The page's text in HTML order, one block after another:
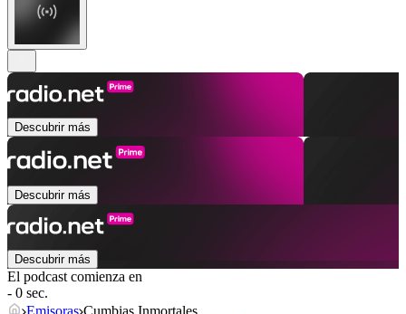
Descubrir más
Descubrir más
Descubrir más
El podcast comienza en
- 0 sec.